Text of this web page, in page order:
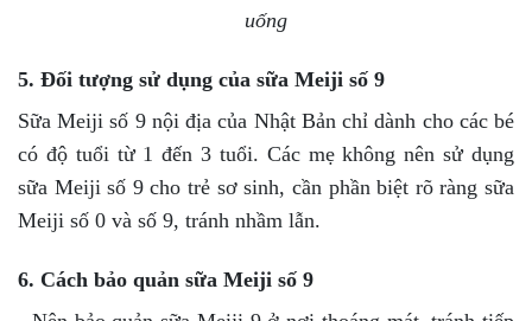
uống
5. Đối tượng sử dụng của sữa Meiji số 9
Sữa Meiji số 9 nội địa của Nhật Bản chỉ dành cho các bé
có độ tuổi từ 1 đến 3 tuổi. Các mẹ không nên sử dụng
sữa Meiji số 9 cho trẻ sơ sinh, cần phần biệt rõ ràng sữa
Meiji số 0 và số 9, tránh nhầm lẫn.
6. Cách bảo quản sữa Meiji số 9